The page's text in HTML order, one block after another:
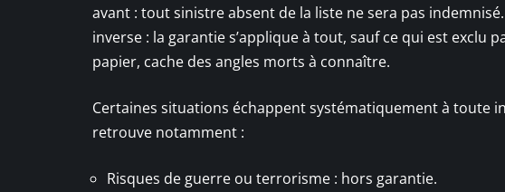
avant : tout sinistre absent de la liste ne sera pas
inverse : la garantie s’applique à tout, sauf ce qui est exclu
papier, cache des angles morts à connaître.
Certaines situations échappent systématiquement à toute
retrouve notamment :
Risques de guerre ou terrorisme : hors garantie.